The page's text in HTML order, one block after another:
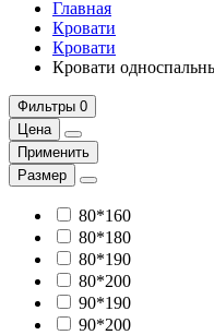
Главная
Кровати
Кровати
Кровати
Фильтры 0
Цена
Применить
Размер
80*160
80*180
80*190
80*200
90*190
90*200